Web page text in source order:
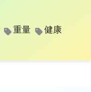
重量 健康